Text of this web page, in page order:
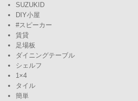
SUZUKID
DIY小屋
#スピーカー
賃貸
足場板
ダイニングテーブル
シェルフ
1×4
タイル
簡単